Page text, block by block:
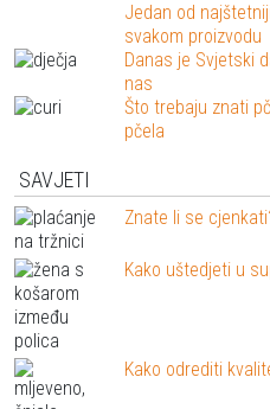
Jedan od
svakom proizvodu
Danas je Svjetski
nas
Što trebaju znati
pčela
SAVJETI
Znate li se
Kako uštedjeti u
Kako odrediti